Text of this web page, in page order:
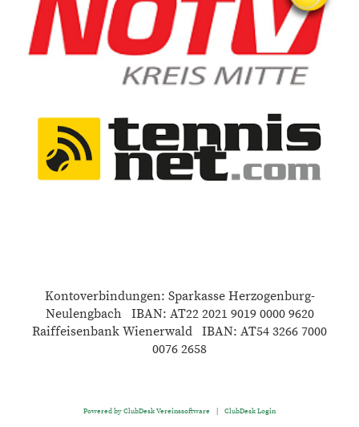
Kontoverbindungen: Sparkasse Herzogenburg-
Neulengbach IBAN: AT22 2021 9019 0000 9620
Raiffeisenbank Wienerwald IBAN: AT54 3266 7000
0076 2658
Powered by ClubDesk Vereinssoftware | ClubDesk Login